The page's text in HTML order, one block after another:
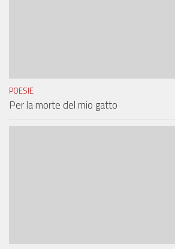
POESIE
Per la morte del mio gatto